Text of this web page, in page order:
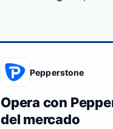
Pepperstone
Opera con
del mercado